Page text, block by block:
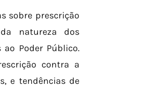
sobre prescrição
natureza dos
Poder Público.
contra a
e tendências de